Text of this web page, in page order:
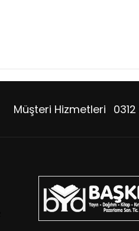
Müşteri Hizmetleri